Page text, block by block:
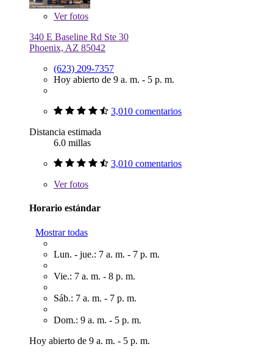
Verfotos
340 E Baseline Rd Ste 30
Phoenix, AZ 85042
(623) 209-7357
Hoy abierto de 9 a. m. - 5 p. m.
3,010 comentarios
Distancia estimada
6.0 millas
3,010 comentarios
Verfotos
Horario estándar
Mostrar todas
Lun. - jue.: 7 a. m. - 7 p. m.
Vie.: 7 a. m. - 8 p. m.
Sáb.: 7 a. m. - 7 p. m.
Dom.: 9 a. m. - 5 p. m.
Hoy abierto de 9 a. m. - 5 p. m.